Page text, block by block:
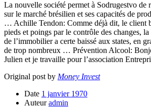
La nouvelle société permet à Sodrugestvo de
sur le marché brésilien et ses capacités de
… Achille Tendon: Comme déjà dit, le client
pieds et poings par le contrôle des changes,
de l’immobilier a certe baissé aux states, en
de trop nombreux … Prévention Alcool:
Julien et je travaille pour l’association
Original post by Money Invest
Date 1 janvier 1970
Auteur admin